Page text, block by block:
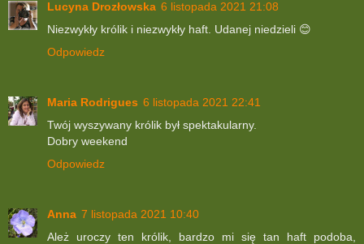
Lucyna Drozłowska 6 listopada 2021 21:08
Niezwykły królik i niezwykły haft. Udanej niedzieli 😊
Odpowiedz
Maria Rodrigues 6 listopada 2021 22:41
Twój wyszywany królik był spektakularny.
Dobry weekend
Odpowiedz
Anna 7 listopada 2021 10:40
Ależ uroczy ten królik, bardzo mi się tan haft podoba,